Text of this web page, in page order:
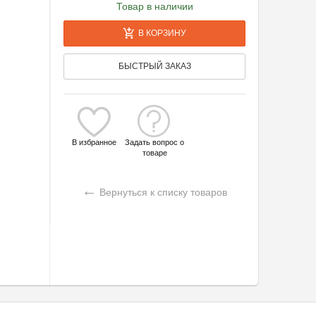
Товар в наличии
В КОРЗИНУ
БЫСТРЫЙ ЗАКАЗ
В избранное
Задать вопрос о
товаре
← Вернуться к списку товаров